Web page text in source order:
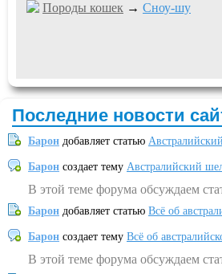
Породы кошек → Сноу-шу
Последние новости
Барон добавляет статью
Барон создает тему Австралийский
В этой теме форума обсуждаем
Барон добавляет статью Всё об
Барон создает тему Всё об
В этой теме форума обсуждаем